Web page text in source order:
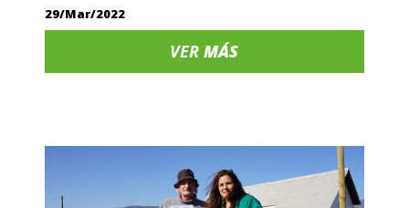
29/Mar/2022
VERMÁS